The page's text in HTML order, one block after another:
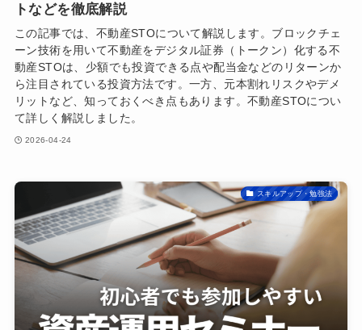
トなどを徹底解説
この記事では、不動産STOについて解説します。ブロックチェ
ーン技術を用いて不動産をデジタル証券（トークン）化する不
動産STOは、少額でも投資できる点や配当金などのリターンか
ら注目されている投資方法です。一方、元本割れリスクやデメ
リットなど、知っておくべき点もあります。不動産STOについ
て詳しく解説しました。
2026-04-24
スキルアップ・勉強法